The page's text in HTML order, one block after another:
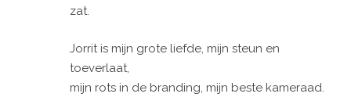
zat.
Jorrit is mijn grote liefde, mijn steun en
toeverlaat,
mijn rots in de branding, mijn beste kameraad.